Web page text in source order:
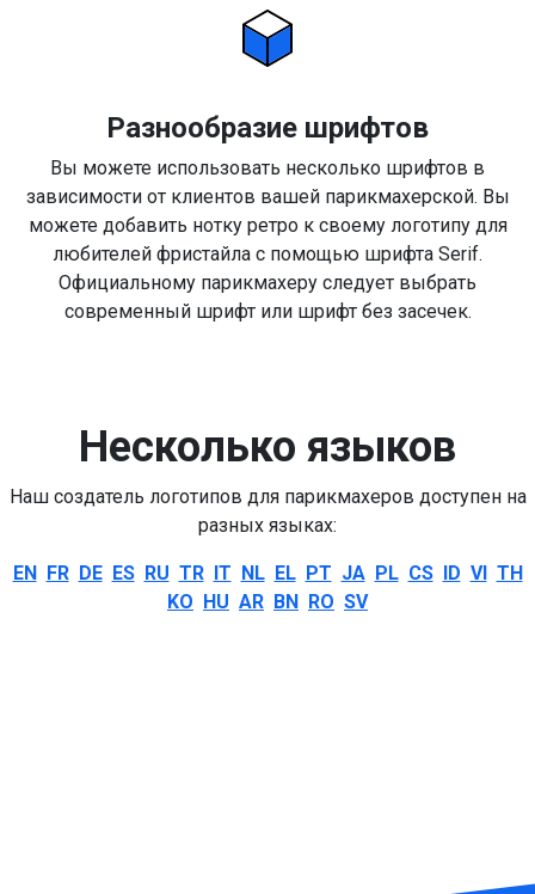
Разнообразие шрифтов
Вы можете использовать несколько шрифтов в
зависимости от клиентов вашей парикмахерской. Вы
можете добавить нотку ретро к своему логотипу для
любителей фристайла с помощью шрифта Serif.
Официальному парикмахеру следует выбрать
современный шрифт или шрифт без засечек.
Несколько языков
Наш создатель логотипов для парикмахеров доступен на
разных языках:
EN FR DE ES RU TR IT NL EL PT JA PL CS ID VI TH
KO HU AR BN RO SV